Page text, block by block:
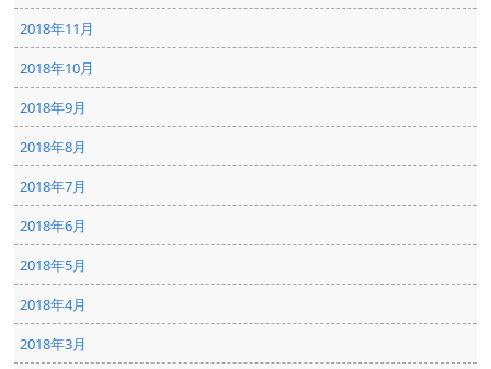
2018年11月
2018年10月
2018年9月
2018年8月
2018年7月
2018年6月
2018年5月
2018年4月
2018年3月